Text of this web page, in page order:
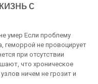
с
умер Если проблему
геморрой не провоцирует
при отсутствии
что хроническое
ничем не грозит и